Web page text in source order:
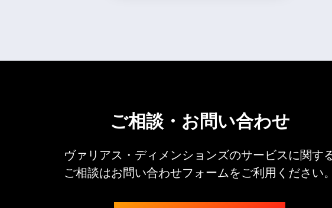
ご相談・お問い合わせ
ヴァリアス・ディメンションズのサービスに関す
ご相談はお問い合わせフォームをご利用ください